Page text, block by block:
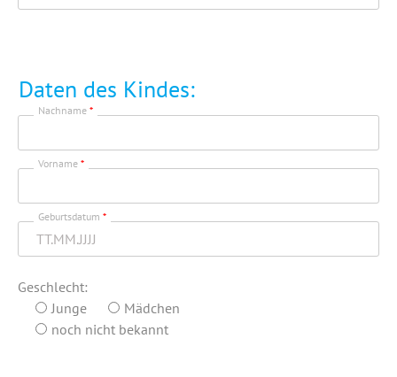
Daten des Kindes:
Nachname *
Vorname *
Geburtsdatum *
Geschlecht:
Junge
Mädchen
noch nicht bekannt